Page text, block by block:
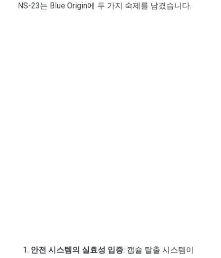
NS-23는 Blue Origin에 두 가지 숙제를 남겼습니다.
안전 시스템의 실효성 입증: 캡슐 탈출 시스템이